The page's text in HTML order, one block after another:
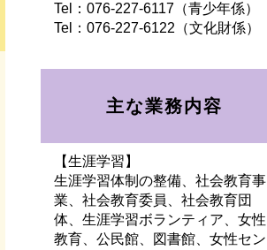
Tel：076-227-6117 （青少年係）
Tel：076-227-6122 （文化財係）
主な業務内容
【生涯学習】
生涯学習体制の整備、社会教育事
業、社会教育委員、社会教育団
体、生涯学習ボランティア、女性
教育、公民館、図書館、女性セン